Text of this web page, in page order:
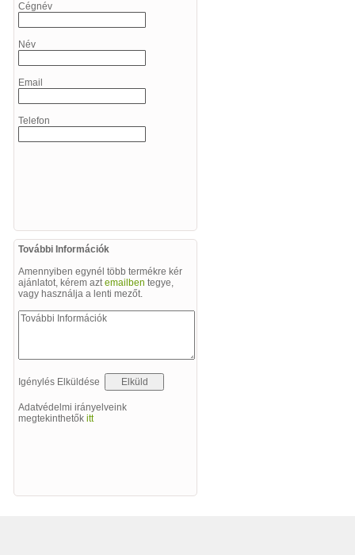
Cégnév
Név
Email
Telefon
További Információk
Amennyiben egynél több termékre kér
ajánlatot, kérem aztemailben tegye,
vagy használja a lenti mezőt.
Igénylés Elküldése
Adatvédelmi irányelveink
megtekinthetőkitt